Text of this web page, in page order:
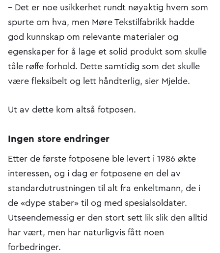
– Det er noe usikkerhet rundt nøyaktig hvem som
spurte om hva, men Møre Tekstilfabrikk hadde
god kunnskap om relevante materialer og
egenskaper for å lage et solid produkt som skulle
tåle røffe forhold. Dette samtidig som det skulle
være fleksibelt og lett håndterlig, sier Mjelde.
Ut av dette kom altså fotposen.
Ingen store endringer
Etter de første fotposene ble levert i 1986 økte
interessen, og i dag er fotposene en del av
standardutrustningen til alt fra enkeltmann, de i
de «dype staber» til og med spesialsoldater.
Utseendemessig er den stort sett lik slik den alltid
har vært, men har naturligvis fått noen
forbedringer.